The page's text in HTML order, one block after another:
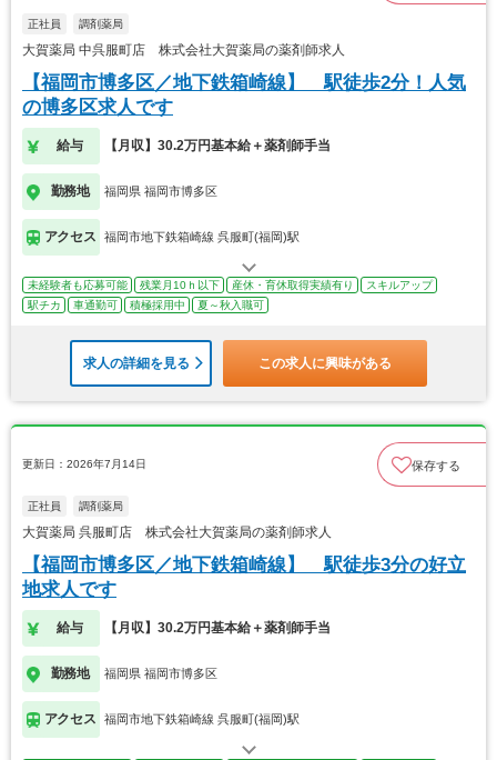
正社員 調剤薬局
大賀薬局 中呉服町店 株式会社大賀薬局の薬剤師求人
【福岡市博多区／地下鉄箱崎線】 駅徒歩2分！人気
の博多区求人です
給与 【月収】30.2万円基本給＋薬剤師手当
勤務地 福岡県 福岡市博多区
アクセス 福岡市地下鉄箱崎線 呉服町(福岡)駅
未経験者も応募可能 残業月10ｈ以下 産休・育休取得実績有り
スキルアップ
駅チカ
車通勤可 積極採用中 夏～秋入職可
求人の詳細を見る この求人に興味がある
更新日：2026年7月14日 保存する
正社員 調剤薬局
大賀薬局 呉服町店 株式会社大賀薬局の薬剤師求人
【福岡市博多区／地下鉄箱崎線】 駅徒歩3分の好立
地求人です
給与 【月収】30.2万円基本給＋薬剤師手当
勤務地 福岡県 福岡市博多区
アクセス 福岡市地下鉄箱崎線 呉服町(福岡)駅